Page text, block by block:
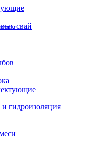
свай
гидроизоляция